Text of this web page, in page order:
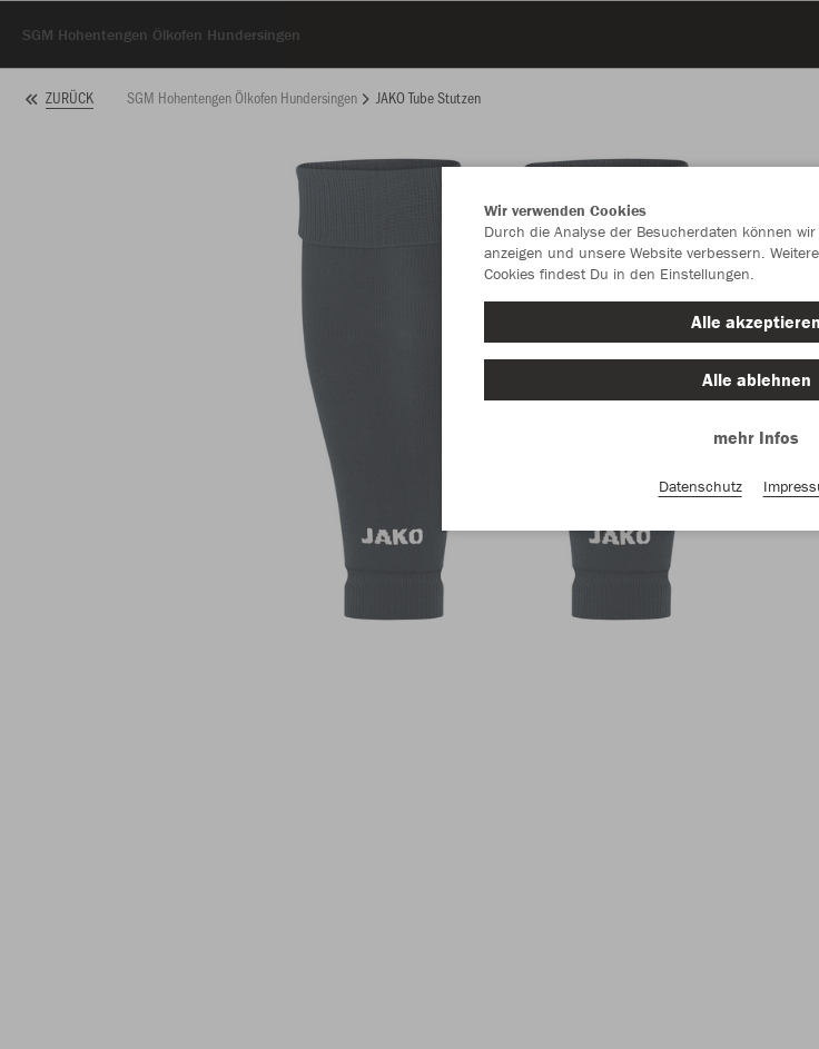
SGM Hohentengen Ölkofen Hundersingen
ZURÜCK SGM Hohentengen Ölkofen Hundersingen JAKO Tube Stutzen
Wir verwenden Cookies
Durch die Analyse der Besucherdaten können
anzeigen und unsere Website verbessern.
Cookies findest Du in den Einstellungen.
Alle akzeptieren
Alle ablehnen
mehr Infos
Datenschutz